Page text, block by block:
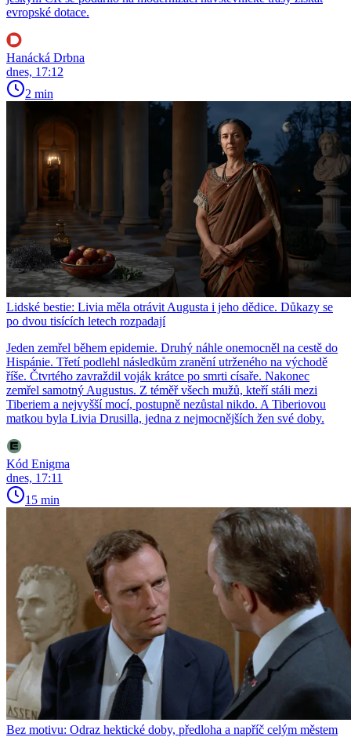
evropské dotace.
Hanácká Drbna
dnes, 17:12
2 min
Lidské bestie: Livia měla otrávit Augusta i jeho dědice. Důkazy se
po dvou tisících letech rozpadají
Jeden zemřel během epidemie. Druhý náhle onemocněl na cestě do
Hispánie. Třetí podlehl následkům zranění utrženého na východě
říše. Čtvrtého zavraždil voják krátce po smrti císaře. Nakonec
zemřel samotný Augustus. Z téměř všech mužů, kteří stáli mezi
Tiberiem a nejvyšší mocí, postupně nezůstal nikdo. A Tiberiovou
matkou byla Livia Drusilla, jedna z nejmocnějších žen své doby.
Kód Enigma
dnes, 17:11
15 min
Bez motivu: Odraz hektické doby, předloha a napříč celým městem